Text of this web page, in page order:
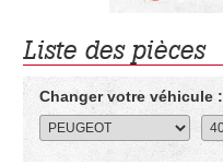
Liste des pièces
Changer votre véhicule :